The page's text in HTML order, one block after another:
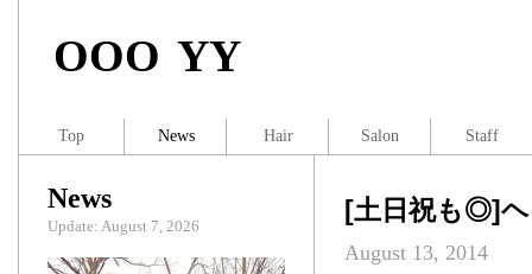
OOO YY
[土日祝も◎]ヘ
August 13, 2014
News
Update: August 7, 2026
Top News Hair Salon Staff